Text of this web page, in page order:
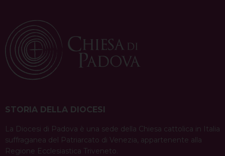
STORIA DELLA DIOCESI
La Diocesi di Padova è una sede della Chiesa cattolica in Italia
suffraganea del Patriarcato di Venezia, appartenente alla
Regione Ecclesiastica Triveneto.